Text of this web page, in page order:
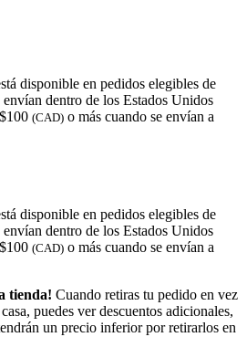
disponible en pedidos elegibles de
envían dentro de los Estados Unidos
(CAD) o más cuando se envían a
disponible en pedidos elegibles de
envían dentro de los Estados Unidos
(CAD) o más cuando se envían a
tienda! Cuando retiras tu pedido en vez
puedes ver descuentos adicionales,
un precio inferior por retirarlos en